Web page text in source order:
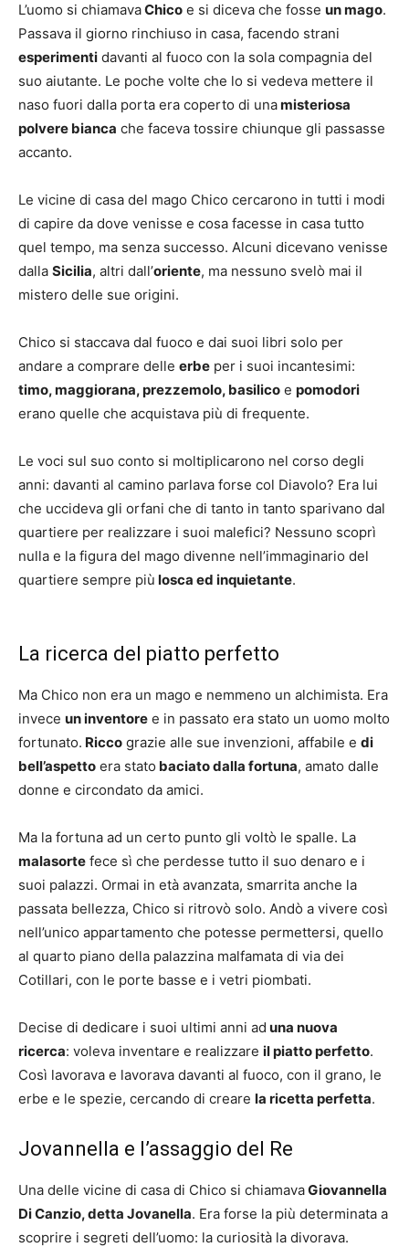
L’uomo si chiamavaChico e si diceva che fosse un mago.
Passava il giorno rinchiuso in casa, facendo strani
esperimenti davanti al fuoco con la sola compagnia del
suo aiutante. Le poche volte che lo si vedeva mettere il
naso fuori dalla porta era coperto di unamisteriosa
polvere bianca che faceva tossire chiunque gli passasse
accanto.
Le vicine di casa del mago Chico cercarono in tutti i modi
di capire da dove venisse e cosa facesse in casa tutto
quel tempo, ma senza successo. Alcuni dicevano venisse
dalla Sicilia, altri dall’oriente, ma nessuno svelò mai il
mistero delle sue origini.
Chico si staccava dal fuoco e dai suoi libri solo per
andare a comprare delle erbe per i suoi incantesimi:
timo, maggiorana, prezzemolo, basilico e pomodori
erano quelle che acquistava più di frequente.
Le voci sul suo conto si moltiplicarono nel corso degli
anni: davanti al camino parlava forse col Diavolo? Era lui
che uccideva gli orfani che di tanto in tanto sparivano dal
quartiere per realizzare i suoi malefici? Nessuno scoprì
nulla e la figura del mago divenne nell’immaginario del
quartiere sempre più losca ed inquietante.
La ricerca del piatto perfetto
Ma Chico non era un mago e nemmeno un alchimista. Era
invece un inventore e in passato era stato un uomo molto
fortunato. Ricco grazie alle sue invenzioni, affabile e di
bell’aspetto era stato baciato dalla fortuna, amato dalle
donne e circondato da amici.
Ma la fortuna ad un certo punto gli voltò le spalle. La
malasorte fece sì che perdesse tutto il suo denaro e i
suoi palazzi. Ormai in età avanzata, smarrita anche la
passata bellezza, Chico si ritrovò solo. Andò a vivere così
nell’unico appartamento che potesse permettersi, quello
al quarto piano della palazzina malfamata di via dei
Cotillari, con le porte basse e i vetri piombati.
Decise di dedicare i suoi ultimi anni ad una nuova
ricerca: voleva inventare e realizzare il piatto perfetto.
Così lavorava e lavorava davanti al fuoco, con il grano, le
erbe e le spezie, cercando di creare la ricetta perfetta.
Jovannella e l’assaggio del Re
Una delle vicine di casa di Chico si chiamavaGiovannella
Di Canzio, detta Jovanella. Era forse la più determinata a
scoprire i segreti dell’uomo: la curiosità la divorava.